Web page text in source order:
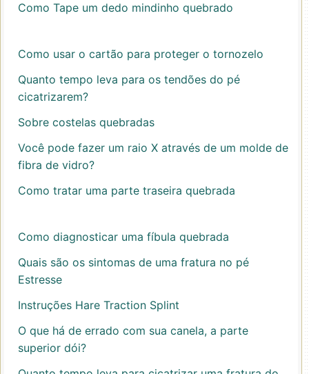
Como Tape um dedo mindinho quebrado
Como usar o cartão para proteger o tornozelo
Quanto tempo leva para os tendões do pé
cicatrizarem?
Sobre costelas quebradas
Você pode fazer um raio X através de um molde de
fibra de vidro?
Como tratar uma parte traseira quebrada
Como diagnosticar uma fíbula quebrada
Quais são os sintomas de uma fratura no pé
Estresse
Instruções Hare Traction Splint
O que há de errado com sua canela, a parte
superior dói?